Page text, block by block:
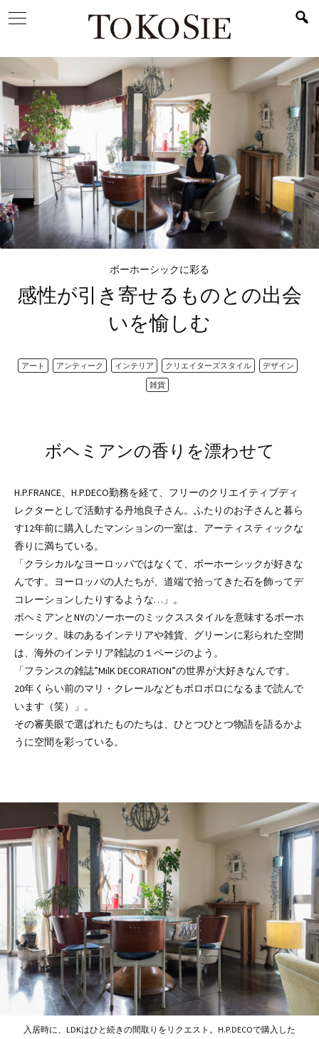
ボーホーシックに彩る
感性が引き寄せる ものとの出会
いを愉しむ
アート アンティーク インテリア クリエイターズスタイル
デザイン
雑貨
ボヘミアンの香りを漂わせて
H.P.FRANCE、H.P.DECO勤務を経て、フリーのクリエイティブディ
レクターとして活動する丹地良子さん。ふたりのお子さんと暮ら
す12年前に購入したマンションの一室は、アーティスティックな
香りに満ちている。
「クラシカルなヨーロッパではなくて、ボーホーシックが好きな
んです。ヨーロッパの人たちが、道端で拾ってきた石を飾ってデ
コレーションしたりするような…」。
ボヘミアンとNYのソーホーのミックススタイルを意味するボーホ
ーシック。味のあるインテリアや雑貨、グリーンに彩られた空間
は、海外のインテリア雑誌の１ページのよう。
「フランスの雑誌”MilK DECORATION”の世界が大好きなんです。
20年くらい前のマリ・クレールなどもボロボロになるまで読んで
います（笑）」。
その審美眼で選ばれたものたちは、ひとつひとつ物語を語るかよ
うに空間を彩っている。
入居時に、LDKはひと続きの間取りをリクエスト。H.P.DECOで購入した